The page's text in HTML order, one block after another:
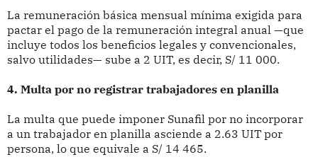
La remuneración básica mensual mínima exigida para
pactar el pago de la remuneración integral anual —que
incluye todos los beneficios legales y convencionales,
salvo utilidades— sube a 2 UIT, es decir, S/ 11 000.
4. Multa por no registrar trabajadores en planilla
La multa que puede imponer Sunafil por no incorporar
a un trabajador en planilla asciende a 2.63 UIT por
persona, lo que equivale a S/ 14 465.